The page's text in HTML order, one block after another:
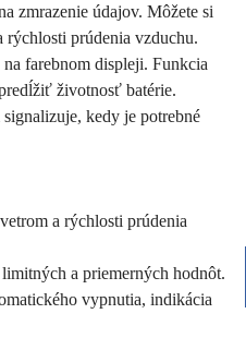
zmrazenie údajov. Môžete si
prúdenia vzduchu.
farebnom displeji. Funkcia
životnosť batérie.
kedy je potrebné
a rýchlosti prúdenia
a priemerných hodnôt.
vypnutia, indikácia